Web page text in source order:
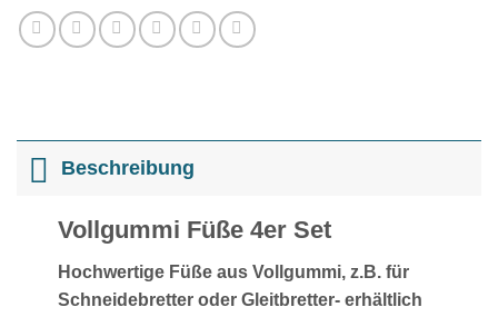
Beschreibung
Vollgummi Füße 4er Set
Hochwertige Füße aus Vollgummi, z.B. für
Schneidebretter oder Gleitbretter- erhältlich